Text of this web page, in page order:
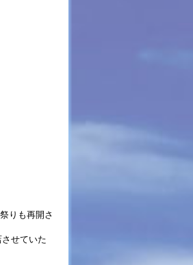
りも再開さ
せていた